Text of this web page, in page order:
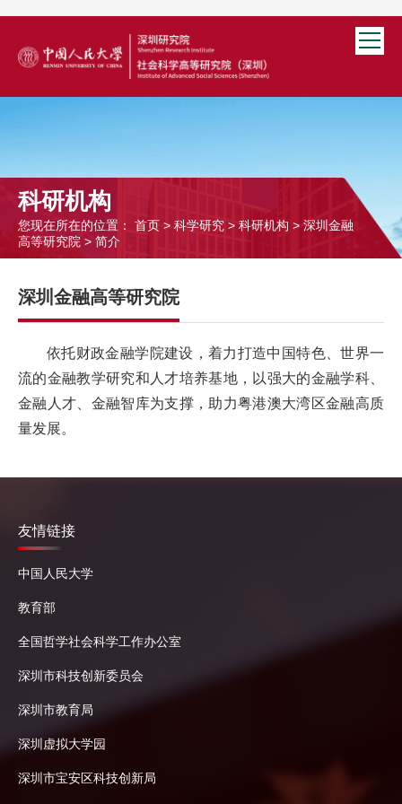
科研机构
您现在所在的位置： 首页 > 科学研究 > 科研机构 > 深圳金融
高等研究院 > 简介
深圳金融高等研究院
依托财政金融学院建设，着力打造中国特色、世界一
流的金融教学研究和人才培养基地，以强大的金融学科、
金融人才、金融智库为支撑，助力粤港澳大湾区金融高质
量发展。
友情链接
中国人民大学
教育部
全国哲学社会科学工作办公室
深圳市科技创新委员会
深圳市教育局
深圳虚拟大学园
深圳市宝安区科技创新局